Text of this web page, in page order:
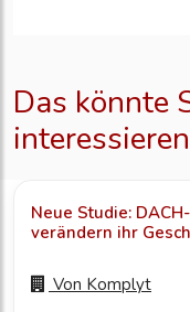
Das könnte
Neue Studie:
verändern ihr
Von Komplyt